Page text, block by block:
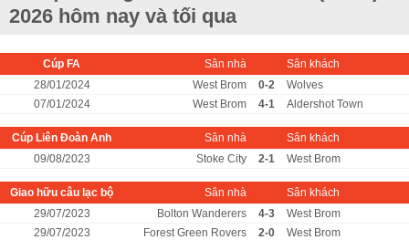
2026 hôm nay và tối qua
Cúp FA Sân nhà
Sân khách
28/01/2024
West Brom 0-2
Wolves
07/01/2024
West Brom 4-1 Aldershot Town
Cúp Liên Đoàn Anh Sân nhà
Sân khách
09/08/2023
Stoke City 2-1 West Brom
Giao hữu câu lạc bộ Sân nhà
Sân khách
29/07/2023
Bolton Wanderers 4-3
West Brom
29/07/2023
Forest Green Rovers 2-0
West Brom